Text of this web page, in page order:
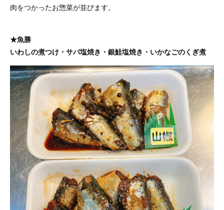
肉をつかったお惣菜が並びます。
★魚勝
いわしの煮つけ・サバ塩焼き・銀鮭塩焼き・いかなごのくぎ煮